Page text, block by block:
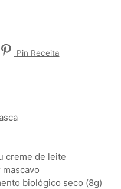
Pin Receita
creme de leite
mascavo
biológico seco (8g)